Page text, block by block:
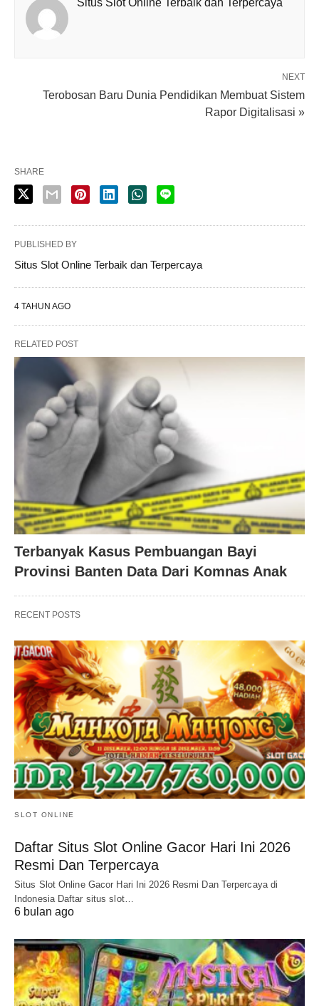
Situs Slot Online Terbaik dan Terpercaya
NEXT
Terobosan Baru Dunia Pendidikan Membuat Sistem
Rapor Digitalisasi »
SHARE
PUBLISHED BY
Situs Slot Online Terbaik dan Terpercaya
4 TAHUN AGO
RELATED POST
Terbanyak Kasus Pembuangan Bayi
Provinsi Banten Data Dari Komnas Anak
RECENT POSTS
SLOT ONLINE
Daftar Situs Slot Online Gacor Hari Ini 2026
Resmi Dan Terpercaya
Situs Slot Online Gacor Hari Ini 2026 Resmi Dan Terpercaya di
Indonesia Daftar situs slot…
6 bulan ago